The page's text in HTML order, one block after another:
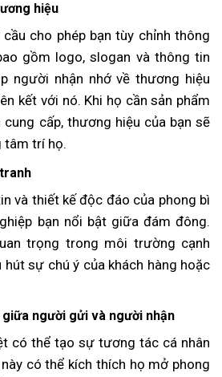
hiệu
cho phép bạn tùy chỉnh thông
gồm logo, slogan và thông tin
người nhận nhớ về thương hiệu
kết với nó. Khi họ cần sản phẩm
cấp, thương hiệu của bạn sẽ
tâm trí họ.
và thiết kế độc đáo của phong bì
bạn nổi bật giữa đám đông.
trọng trong môi trường cạnh
sự chú ý của khách hàng hoặc
người gửi và người nhận
có thể tạo sự tương tác cá nhân
có thể kích thích họ mở phong